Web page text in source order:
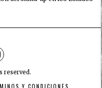
reserved.
Y CONDICIONES